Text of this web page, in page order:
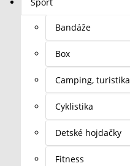
Bandáže
Box
Camping, turistika
Cyklistika
Detské hojdačky
Fitness